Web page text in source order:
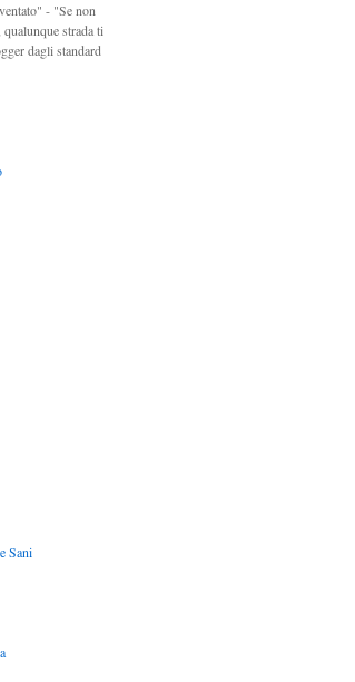
- "Se non
strada ti
dagli standard
Sani